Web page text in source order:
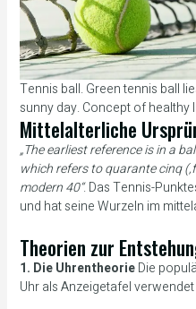
Tennis ball. Green tennis ball
sunny day. Concept of healthy
Mittelalterliche
„The earliest reference is in a
which refers to quarante cinq
modern 40“. Das Tennis-
und hat seine Wurzeln im
Theorien zur
1. Die UhrentheorieDie
Uhr als Anzeigetafel